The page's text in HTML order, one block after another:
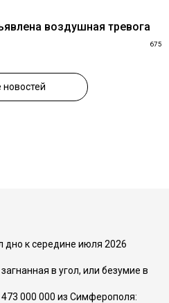
воздушная тревога
675
дно к середине июля 2026
в угол, или безумие в
000 000 из Симферополя: